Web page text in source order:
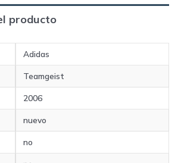
producto
Adidas
Teamgeist
2006
nuevo
no